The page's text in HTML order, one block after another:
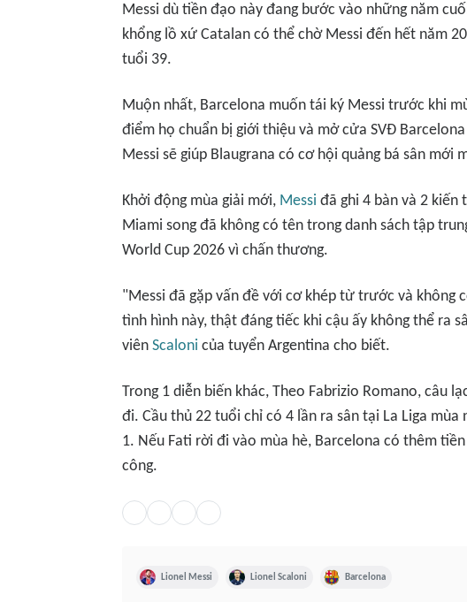
Messi dù tiền đạo này đang bước vào những năm
khổng lồ xứ Catalan có thể chờ Messi đến hết năm
tuổi 39.
Muộn nhất, Barcelona muốn tái ký Messi trước khi
điểm họ chuẩn bị giới thiệu và mở cửa SVĐ
Messi sẽ giúp Blaugrana có cơ hội quảng bá sân mới
Khởi động mùa giải mới, Messi đã ghi 4 bàn và 2 kiến
Miami song đã không có tên trong danh sách tập
World Cup 2026 vì chấn thương.
"Messi đã gặp vấn đề với cơ khép từ trước và không
tình hình này, thật đáng tiếc khi cậu ấy không thể ra
viên Scaloni của tuyển Argentina cho biết.
Trong 1 diễn biến khác, Theo Fabrizio Romano, câu
đi. Cầu thủ 22 tuổi chỉ có 4 lần ra sân tại La Liga
1. Nếu Fati rời đi vào mùa hè, Barcelona có thêm
công.
Lionel Messi Lionel Scaloni Barcelona